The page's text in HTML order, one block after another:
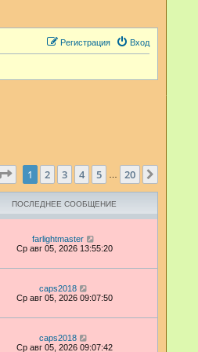
Вход
Регистрация
Страница1 из 20
1 2 3 4 5 20
ПОСЛЕДНЕЕ СООБЩЕНИЕ
farlightmaster
Ср авг 05, 2026 13:55:20
caps2018
Ср авг 05, 2026 09:07:50
caps2018
Ср авг 05, 2026 09:07:42